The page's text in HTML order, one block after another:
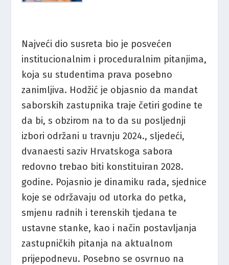
Najveći dio susreta bio je posvećen
institucionalnim i proceduralnim pitanjima,
koja su studentima prava posebno
zanimljiva. Hodžić je objasnio da mandat
saborskih zastupnika traje četiri godine te
da bi, s obzirom na to da su posljednji
izbori održani u travnju 2024., sljedeći,
dvanaesti saziv Hrvatskoga sabora
redovno trebao biti konstituiran 2028.
godine. Pojasnio je dinamiku rada, sjednice
koje se održavaju od utorka do petka,
smjenu radnih i terenskih tjedana te
ustavne stanke, kao i način postavljanja
zastupničkih pitanja na aktualnom
prijepodnevu. Posebno se osvrnuo na